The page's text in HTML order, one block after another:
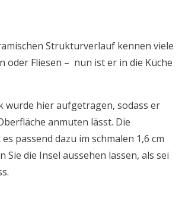
Strukturverlauf kennen viele
oder Fliesen – nun ist er in die Küche
wurde hier aufgetragen, sodass er
anmuten lässt. Die
passend dazu im schmalen 1,6 cm
Sie die Insel aussehen lassen, als sei